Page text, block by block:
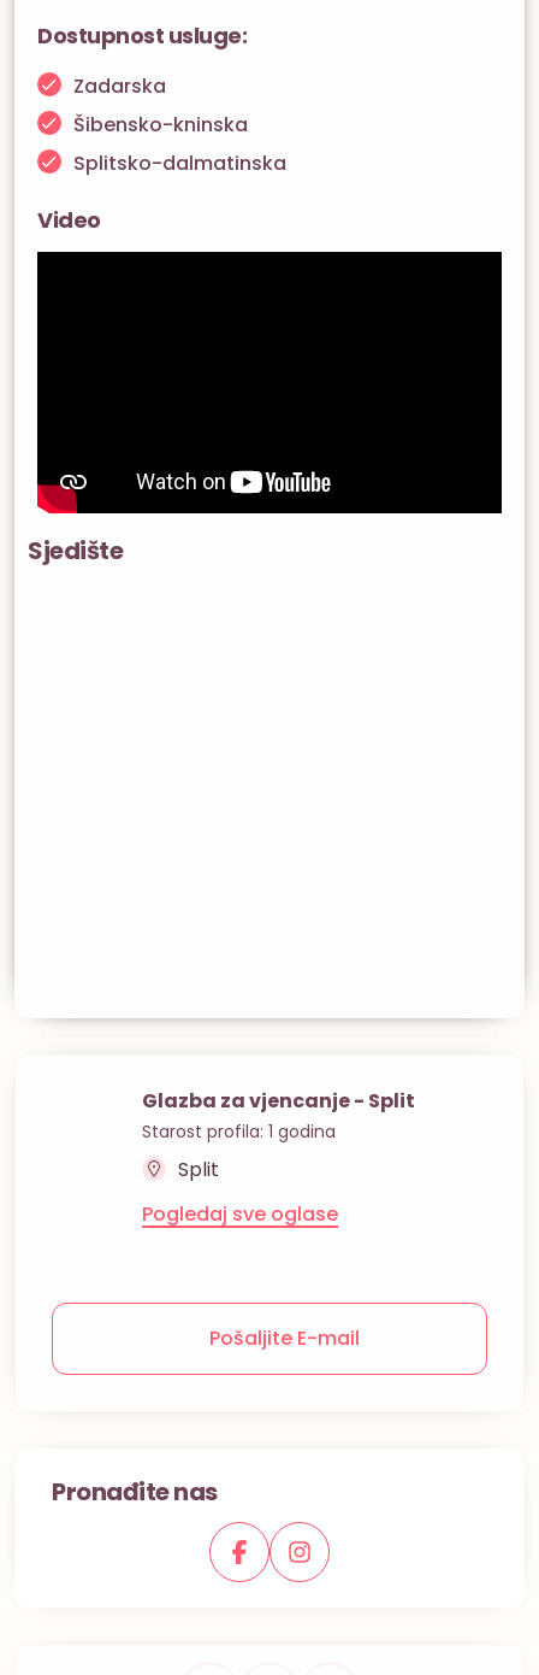
Dostupnost usluge:
Zadarska
Šibensko-kninska
Splitsko-dalmatinska
Video
Sjedište
Glazba za vjencanje - Split
Starost profila: 1 godina
Split
Pogledaj sve oglase
Pošaljite E-mail
Pronađite nas